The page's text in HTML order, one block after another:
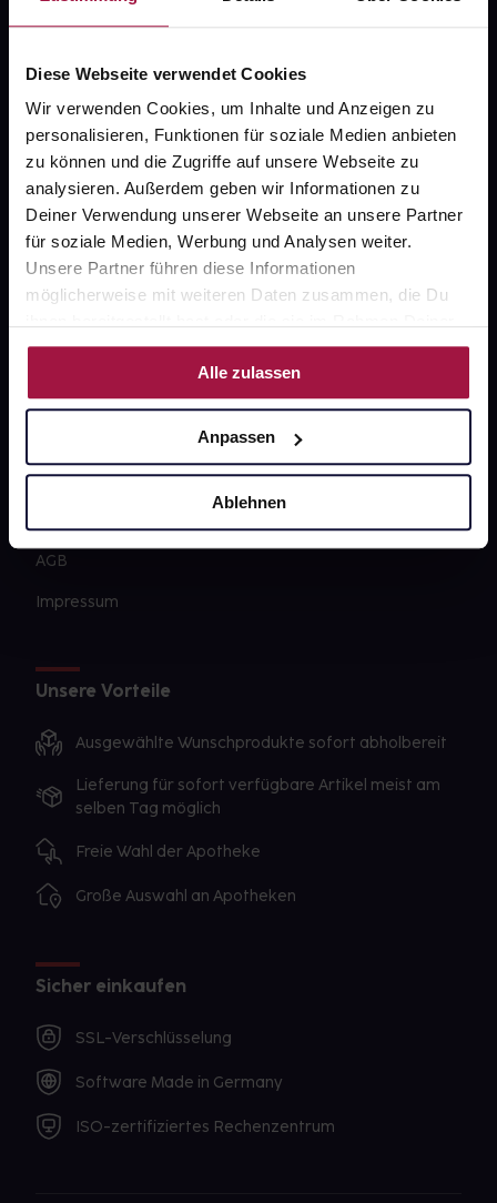
Diese Webseite verwendet Cookies
Wir verwenden Cookies, um Inhalte und Anzeigen zu
personalisieren, Funktionen für soziale Medien anbieten
zu können und die Zugriffe auf unsere Webseite zu
analysieren. Außerdem geben wir Informationen zu
Deiner Verwendung unserer Webseite an unsere Partner
für soziale Medien, Werbung und Analysen weiter.
Unsere Partner führen diese Informationen
möglicherweise mit weiteren Daten zusammen, die Du
Nutzung der Dienste gesammelt haben.
Alle zulassen
Anpassen
Ablehnen
Widerrufsformular
gesund.de
Über uns
Karriere
PAYBACK
Sanitätshäuser
AGB
Impressum
Unsere Vorteile
Ausgewählte Wunschprodukte sofort abholbereit
Lieferung für sofort verfügbare Artikel meist am
selben Tag möglich
Freie Wahl der Apotheke
Große Auswahl an Apotheken
Sicher einkaufen
SSL-Verschlüsselung
Software Made in Germany
ISO-zertifiziertes Rechenzentrum